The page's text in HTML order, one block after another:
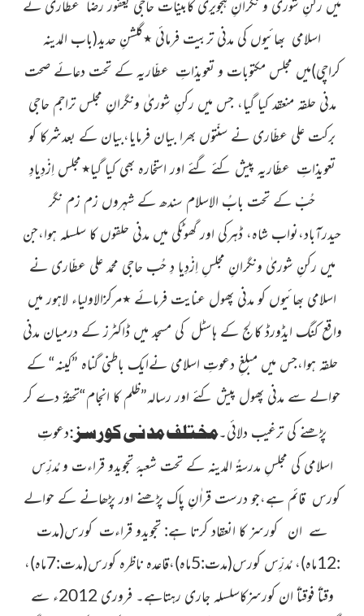
میں رکنِ شوریٰ و نگرانِ ہجویری کابینات حاجی یعفور رضا عطّارینے
اسلامی بھائیوں کی مدنیتربیت فرمائی ٭گلشنِ حدید(باب المدینہ
کراچی)میں مجلس مکتوبات و تعویذاتِ عطّاریہ کے تحت دعائے صحت
مدنی حلقہ منعقد کیا گیا،جس میں رکنِ شوریٰ ونگرانِ مجلس تراجم حاجی
برکت علی عطّارینے سنّتوں بھرا بیان فرمایا،بیان کے بعدشرکا کو
تعویذاتِ عطّاریہ پیش کئے گئے اور استخارہ بھی کیا گیا٭مجلس اِزْدِیادِ
حُبْ کے تحت بابُ الاسلام سندھ کے شہروں زم زم نگر
حیدرآباد،نواب شاہ، ڈہرکی اور گھوٹکی میں مدنی حلقوں کا سلسلہ ہوا،جن
میں رکنِ شوریٰ ونگرانِ مجلسِاِزْدِیا دِ حُب حاجی محمد علی عطّارینے
اسلامی بھائیوں کو مدنی پھول عنایت فرمائے ٭مرکزالاولیاء لاہور میں
واقع کنگ ایڈورڈ کالج کے ہاسٹل کی مسجد میں ڈاکٹرز کے درمیان مدنی
حلقہ ہوا،جس میں مبلغِ دعوتِ اسلامی نےایک باطنی گناہ ”کینہ“ کے
حوالے سے مدنی پھول پیش کئے اور رسالہ”ظلم کا انجام“تحفۃً دے کر
پڑھنے کی ترغیب دلائی۔مختلف مدنی کورسز:دعوتِ
اسلامی کی مجلسِ مدرسۃُ المدینہ کے تحت شعبۂ تجویدو قراءت و مُدرِّس
کورس قائمہے،جو درست قراٰنِ پاک پڑھنے اور پڑھانے کے حوالے
سے ان کورسز کا انعقاد کرتا ہے: تجویدوقراءت کورس(مدت
:12ماہ)
،مُدرِّس کورس(مدت:5ماہ) ،قاعدہ ناظرہ کورس(مدت:7ماہ)
،
وقتاً فوقتاً ان کورسزکاسلسلہ جاری رہتاہے۔ فروری 2012ء سے